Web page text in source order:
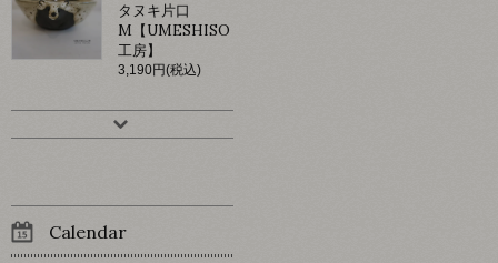
タヌキ片口
M【UMESHISO
工房】
3,190円(税込)
Calendar